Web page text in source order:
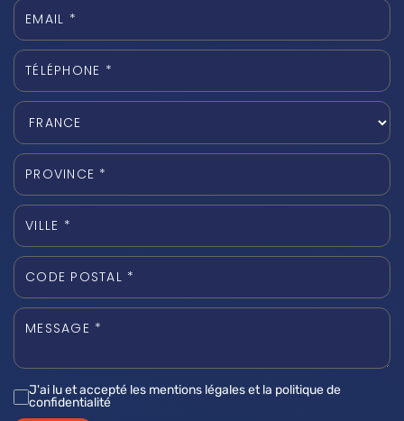
J'ai lu et accepté les mentions légales et la politique de
confidentialité